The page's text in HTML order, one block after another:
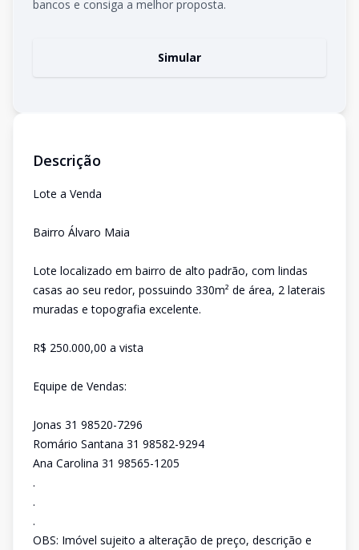
bancos e consiga a melhor proposta.
Simular
Descrição
Lote a Venda
Bairro Álvaro Maia
Lote localizado em bairro de alto padrão, com lindas
casas ao seu redor, possuindo 330m² de área, 2 laterais
muradas e topografia excelente.
R$ 250.000,00 a vista
Equipe de Vendas:
Jonas 31 98520-7296
Romário Santana 31 98582-9294
Ana Carolina 31 98565-1205
.
.
.
OBS: Imóvel sujeito a alteração de preço, descrição e